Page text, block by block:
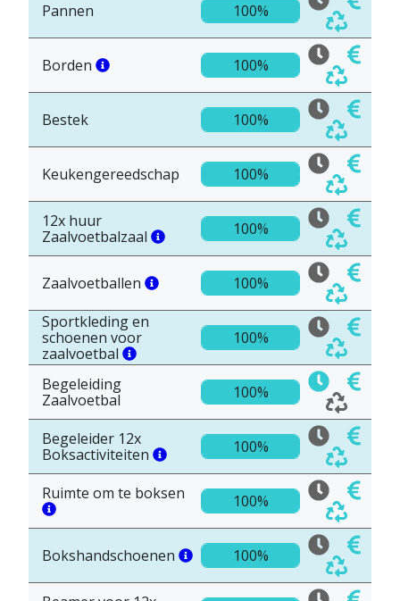
Pannen 100%
Borden 100%
Bestek 100%
Keukengereedschap 100%
12x huur
Zaalvoetbalzaal
100%
Zaalvoetballen
100%
Sportkleding en
schoenen voor
zaalvoetbal
100%
Begeleiding
Zaalvoetbal
100%
Begeleider 12x
Boksactiviteiten
100%
Ruimte om te boksen 100%
Bokshandschoenen 100%